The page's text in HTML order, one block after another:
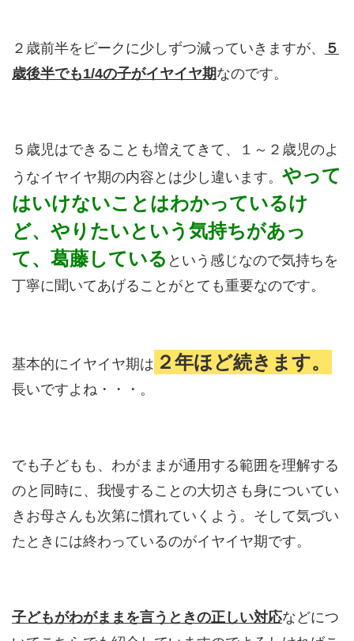
２歳前半をピークに少しずつ減っていきますが、
５
歳後半でも1/4の子がイヤイヤ期なのです。
５歳児はできることも増えてきて、１～２歳児のよ
うなイヤイヤ期の内容とは少し違います。 やって
はいけないことはわかっているけ
ど、やりたいという気持ちがあっ
て、葛藤している という感じなので気持ちを
丁寧に聞いてあげることがとても重要なのです。
基本的にイヤイヤ期は ２年ほど続きます。
長いですよね・・・。
でも子どもも、わがままが通用する範囲を理解する
のと同時に、我慢することの大切さも身についてい
きお母さんも次第に慣れていくよう。そして気づい
たときには終わっているのがイヤイヤ期です。
子どもがわがままを言うときの正しい対応などにつ